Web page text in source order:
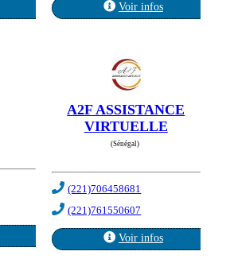
Voir infos
A2F ASSISTANCE
VIRTUELLE
(Sénégal)
(221)706458681
(221)761550607
Voir infos